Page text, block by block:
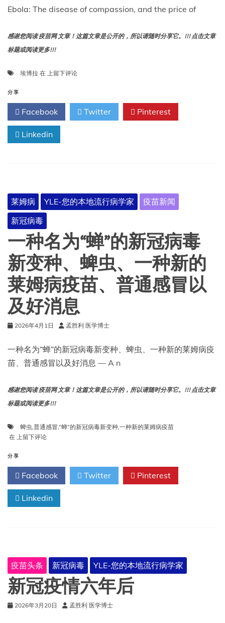
Ebola: The disease of compassion, and the price of
感谢您阅读 疫苗网 文章！这篇文章是公开的，所以请随时分享它。!!! 点击文章
标题或阅读更多!!!
埃博拉 在 埃
同
情
心
的
疾
们”
变
的
代
价
上留下评论
分享
Facebook Twitter Pinterest
Linkedin
莱姆病 YLE-您的本地流行病学家
疫苗新闻
新冠病毒
一种名为“蝉”的新冠病毒
新变种、蜱虫、一种新的
莱姆病疫苗、普通感冒以
及好消息
2026年4月1日 孟胜利 医学博士
一种名为“蝉”的新冠病毒新变种、蜱虫、一种新的莱姆病疫
苗、普通感冒以及好消息 — A n
感谢您阅读 疫苗网 文章！这篇文章是公开的，所以请随时分享它。!!! 点击文章
标题或阅读更多!!!
蜱虫,普通感冒,“蝉”的新冠病毒新变种,一种新的莱姆病疫苗
在 一
名
为
“蝉”
的
新
冠
种、
蜱
虫、
一
种
新
上留下评论
分享
Facebook Twitter Pinterest
Linkedin
疫苗头条 新冠病毒 YLE-您的本地流行病学家
新冠疫情六年后
2026年3月20日 孟胜利 医学博士